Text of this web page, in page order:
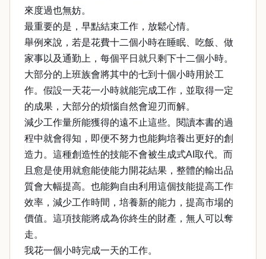
來度過也無妨。
最重要的是，早點結束工作，放鬆心情。
舉例來說，若是花費十二個小時在睡眠、吃飯、做
家事以及通勤上，每個平日就只剩下十二個小時。
大部分的上班族會將其中的七到十個小時用於工
作。假設一天花一小時就能完成工作，並取得一定
的成果，大部分的煩惱自然會迎刃而解。
減少工作量所能獲得的遠不止這些。閱讀本書的過
程中就會得知，即便不努力也能夠培養出更好的創
造力。這種創造性的技能不會被生成式AI取代。而
且愈是使用就愈能使能力開花結果，整體的輸出品
質會大幅提高。也能夠自由利用這個技能提高工作
效率，減少工作時間，培養新的能力，提高市場的
價值。這項技能將成為你終生的財產，無人可以奪
走。
我花一個小時完成一天的工作。